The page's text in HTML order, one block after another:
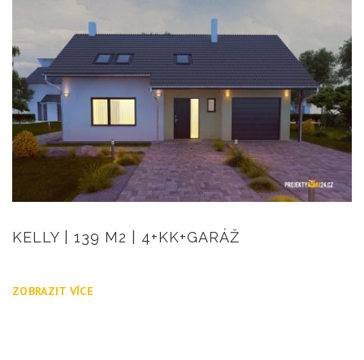
KELLY | 139 M2 | 4+KK+GARÁŽ
ZOBRAZIT VÍCE